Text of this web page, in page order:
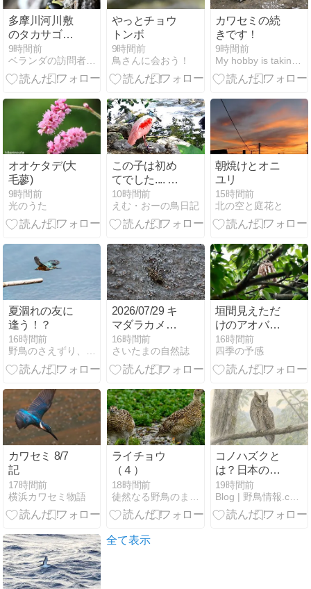
多摩川河川敷
のタカサゴハ
ラブトハナア
ブ アブ 098
9時間前
ベランダの訪問者たち
やっとチョウ
トンボ
9時間前
鳥さんに会おう！
カワセミの続
きです！
9時間前
My hobby is taking pictures o…
オオケタデ(大
毛蓼)
9時間前
光のうた
この子は初め
てでした.... #
ベニヘラサギ
10時間前
えむ・おーの鳥日記
朝焼けとオニ
ユリ
15時間前
北の空と庭花と
夏涸れの友に
逢う！？
16時間前
野鳥のさえずり、山犬のぼやき
2026/07/29 キ
マダラカメム
シ
16時間前
さいたまの自然誌
垣間見えただ
けのアオバズ
ク
16時間前
四季の予感
カワセミ 8/7
記
17時間前
横浜カワセミ物語
ライチョウ
（４）
18時間前
コノハズクと
は？日本の生
息地・鳴き
声・季節・オ
オコノハズク
19時間前
Blog | 野鳥情報.com
全て表示